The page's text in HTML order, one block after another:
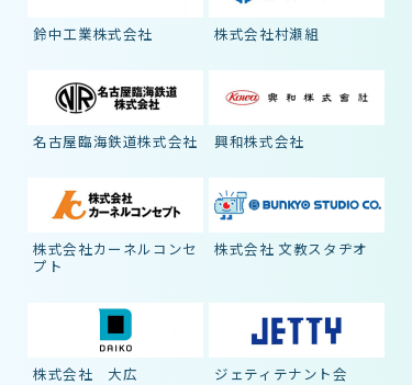
鈴中工業株式会社 株式会社村瀬組
名古屋臨海鉄道株式会社 興和株式会社
株式会社カーネルコンセ
プト
株式会社 文教スタヂオ
株式会社 大広 ジェティテナント会